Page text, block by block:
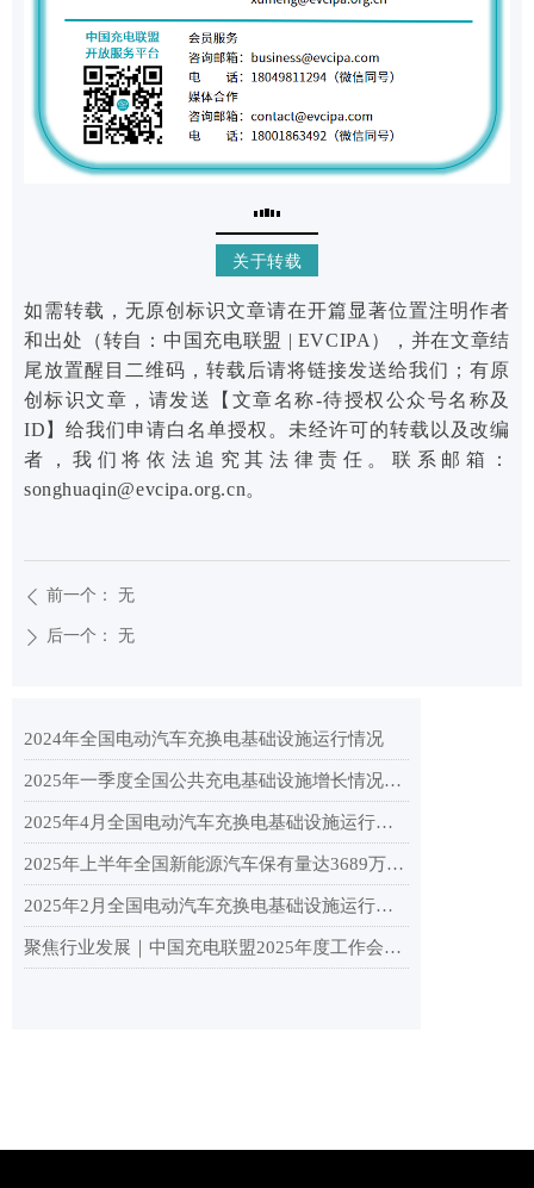
关于转载
如需转载，无原创标识文章请在开篇显著位置注明作者
和出处（转自：中国充电联盟 | EVCIPA），并在文章结
尾放置醒目二维码，转载后请将链接发送给我们；有原
创标识文章，请发送【文章名称-待授权公众号名称及
ID】给我们申请白名单授权。未经许可的转载以及改编
者，我们将依法追究其法律责任。联系邮箱：
songhuaqin@evcipa.org.cn。
ꄴ 前一个： 无
ꄲ 后一个： 无
2024年全国电动汽车充换电基础设施运行情况
2025年一季度全国公共充电基础设施增长情况分析
2025年4月全国电动汽车充换电基础设施运行情况
2025年上半年全国新能源汽车保有量达3689万辆，纯电动汽车保有量2553.9万辆
2025年2月全国电动汽车充换电基础设施运行情况
聚焦行业发展｜中国充电联盟2025年度工作会议在杭州顺利召开！